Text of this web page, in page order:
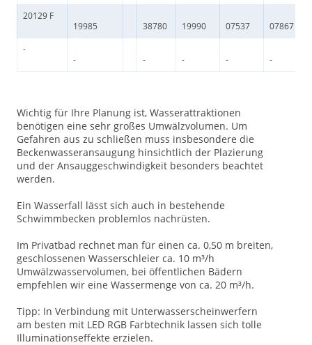
20129 F
19985
38780 19990 07537
07867
-
-
- - - -
Wichtig für Ihre Planung ist, Wasserattraktionen
benötigen eine sehr großes Umwälzvolumen. Um
Gefahren aus zu schließen muss insbesondere die
Beckenwasseransaugung hinsichtlich der Plazierung
und der Ansauggeschwindigkeit besonders beachtet
werden.
Ein Wasserfall lässt sich auch in bestehende
Schwimmbecken problemlos nachrüsten.
Im Privatbad rechnet man für einen ca. 0,50 m breiten,
geschlossenen Wasserschleier ca. 10 m³/h
Umwälzwasservolumen, bei öffentlichen Bädern
empfehlen wir eine Wassermenge von ca. 20 m³/h.
Tipp: In Verbindung mit Unterwasserscheinwerfern
am besten mit LED RGB Farbtechnik lassen sich tolle
Illuminationseffekte erzielen.